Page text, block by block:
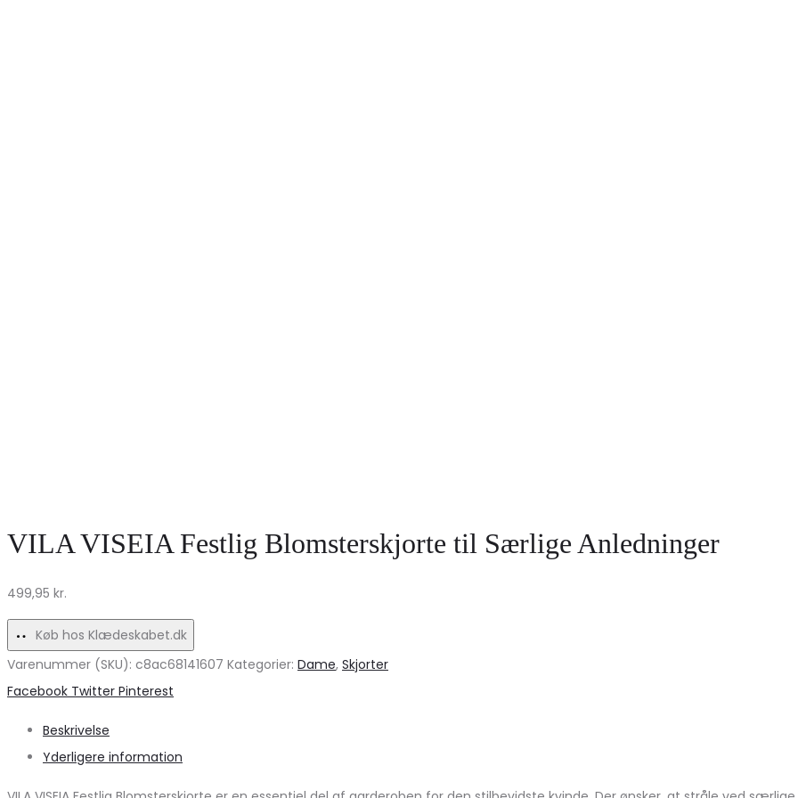
VILA VISEIA Festlig Blomsterskjorte til Særlige Anledninger
499,95 kr.
Køb hos Klædeskabet.dk
Varenummer (SKU): c8ac68141607 Kategorier: Dame, Skjorter
Share
Facebook Twitter Pinterest
Beskrivelse
Yderligere information